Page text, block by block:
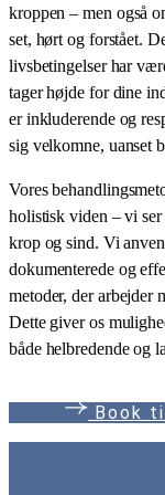
kroppen – men også
set, hørt og forstået.
livsbetingelser har
tager højde for dine
er inkluderende og
sig velkomne, uanset
Vores
holistisk viden – vi
krop og sind. Vi
dokumenterede og
metoder, der arbejder
Dette giver os
både helbredende og
Book ti